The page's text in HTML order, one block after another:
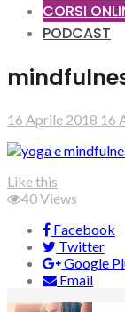
CORSI
PODCAST
16 Aprile 2018 16
Like this
40Views
Facebook
Twitter
Google
Email